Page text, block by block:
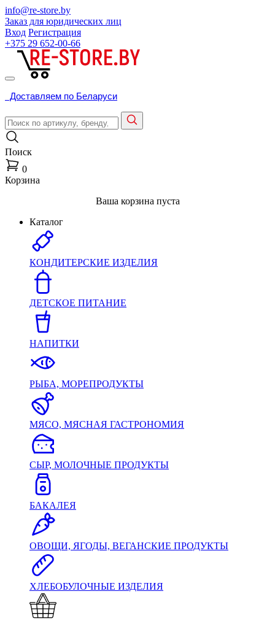
info@re-store.by
Заказ для юридических лиц
Вход Регистрация
+375 29 652-00-66
Доставляем по Беларуси
Поиск
0
Корзина
Ваша корзина пуста
Каталог
КОНДИТЕРСКИЕ ИЗДЕЛИЯ
ДЕТСКОЕ ПИТАНИЕ
НАПИТКИ
РЫБА, МОРЕПРОДУКТЫ
МЯСО, МЯСНАЯ ГАСТРОНОМИЯ
СЫР, МОЛОЧНЫЕ ПРОДУКТЫ
БАКАЛЕЯ
ОВОЩИ, ЯГОДЫ, ВЕГАНСКИЕ ПРОДУКТЫ
ХЛЕБОБУЛОЧНЫЕ ИЗДЕЛИЯ